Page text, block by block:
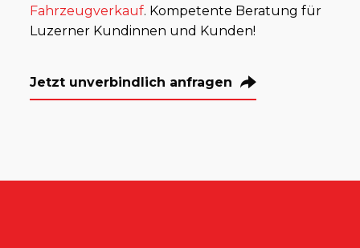
Fahrzeugverkauf. Kompetente Beratung für
Luzerner Kundinnen und Kunden!
Jetzt unverbindlich anfragen